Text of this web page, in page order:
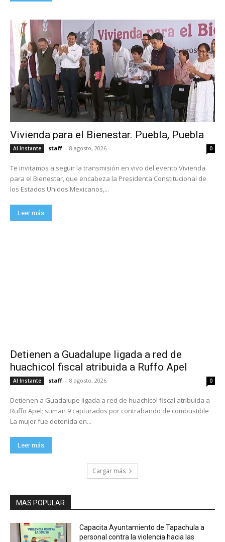
Vivienda para el Bienestar. Puebla, Puebla
Al Instante staff - 8 agosto, 2026 0
Te invitamos a seguir la transmisión en vivo del evento Vivienda
para el Bienestar, que encabeza la Presidenta Constitucional de
los Estados Unidos Mexicanos,...
Leer más
Detienen a Guadalupe ligada a red de
huachicol fiscal atribuida a Ruffo Apel
Al Instante staff - 8 agosto, 2026 0
Detienen a Guadalupe ligada a red de huachicol fiscal atribuida a
Ruffo Apel; suman 9 capturados por contrabando de combustible
La mujer fue detenida en...
Leer más
Cargar más
MAS POPULAR
Capacita Ayuntamiento de Tapachula a
personal contra la violencia hacia las